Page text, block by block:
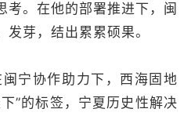
考。在他的部署推进下，闽
芽，结出累累硕果。
协作助力下，西海固地
”的标签，宁夏历史性解决